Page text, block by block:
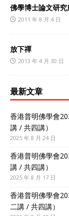
佛學博士論文研
2011 年 8 月 4 日
放下禪
2013 年 4 月 30 日
最新文章
香港普明佛學會
講 / 共四講）
2025 年 8 月 24 日
香港普明佛學會
講 / 共四講）
2025 年 8 月 17 日
香港普明佛學會
二講 / 共四講）